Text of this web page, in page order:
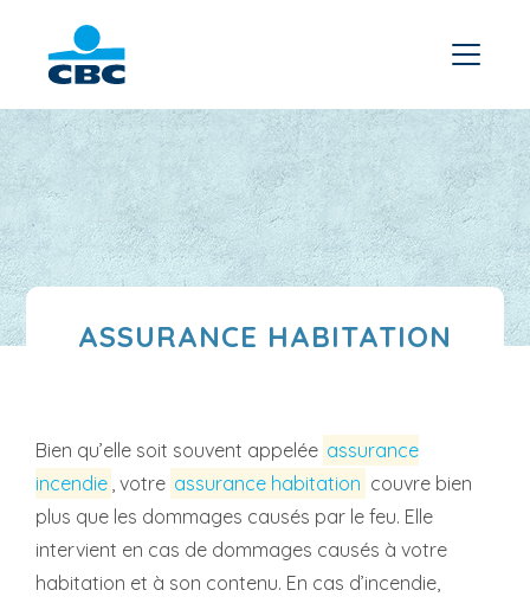
ASSURANCE HABITATION
Bien qu’elle soit souvent appelée assurance
incendie , votre assurance habitation couvre bien
plus que les dommages causés par le feu. Elle
intervient en cas de dommages causés à votre
habitation et à son contenu. En cas d’incendie,